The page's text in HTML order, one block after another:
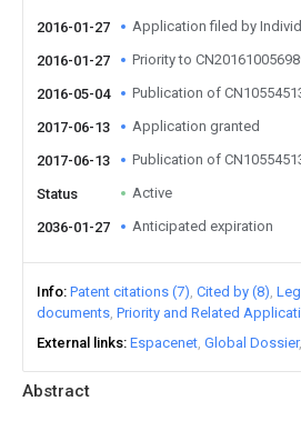
Abstract
2016-01-27 Application filed by
2016-01-27 Priority to
2016-05-04 Publication of
2017-06-13 Application granted
2017-06-13 Publication of
Status Active
2036-01-27 Anticipated expiration
Info Patent citations (7) Cited by (8)
documents Priority and Related
External links Espacenet Global Dossier